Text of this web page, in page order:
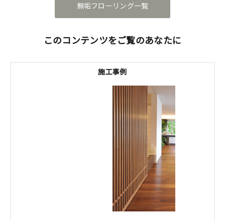
無垢フローリング一覧
このコンテンツをご覧のあなたに
施工事例